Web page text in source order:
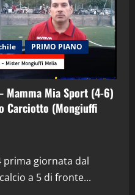
PRIMO PIANO
Mamma Mia Sport (4-6)
Carciotto (Mongiuffi
prima giornata dal
a 5 di fronte...
in Podcast: 29^ Puntata
Aprile 2026)